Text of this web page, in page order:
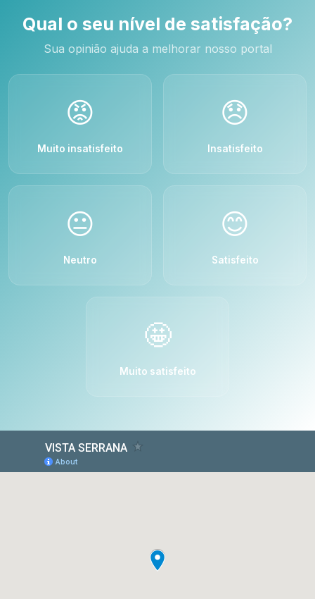
Qual o seu nível de satisfação?
Sua opinião ajuda a melhorar nosso portal
😡
Muito insatisfeito
😞
Insatisfeito
😐
Neutro
😊
Satisfeito
🤩
Muito satisfeito